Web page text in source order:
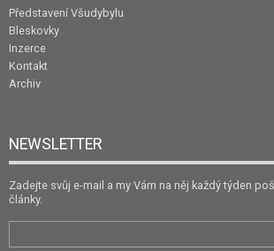
Představení Všudybylu
Bleskovky
Inzerce
Kontakt
Archiv
NEWSLETTER
Zadejte svůj e-mail a my Vám na něj každý týden
články.